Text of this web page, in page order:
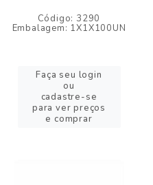
Código: 3290
Embalagem: 1X1X100UN
Faça seu login
ou
cadastre-se
para ver preços
e comprar